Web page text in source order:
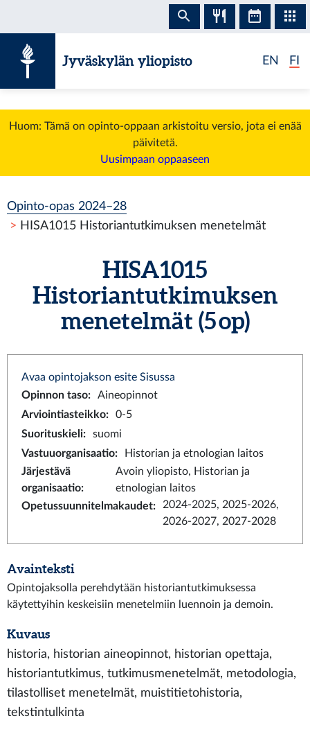
Jyväskylän yliopisto EN FI
Huom: Tämä on opinto-oppaan arkistoitu versio, jota ei enää
päivitetä.
Uusimpaan oppaaseen
Opinto-opas 2024–28
HISA1015 Historiantutkimuksen menetelmät
HISA1015
Historiantutkimuksen
menetelmät (5 op)
Avaa opintojakson esite Sisussa
Opinnon taso:
Aineopinnot
Arviointiasteikko:
0-5
Suorituskieli:
suomi
Vastuuorganisaatio:
Historian ja etnologian laitos
Järjestävä
organisaatio:
Avoin yliopisto, Historian ja
etnologian laitos
Opetussuunnitelmakaudet:
2024-2025, 2025-2026,
2026-2027, 2027-2028
Avainteksti
Opintojaksolla perehdytään historiantutkimuksessa
käytettyihin keskeisiin menetelmiin luennoin ja demoin.
Kuvaus
historia, historian aineopinnot, historian opettaja,
historiantutkimus, tutkimusmenetelmät, metodologia,
tilastolliset menetelmät, muistitietohistoria,
tekstintulkinta